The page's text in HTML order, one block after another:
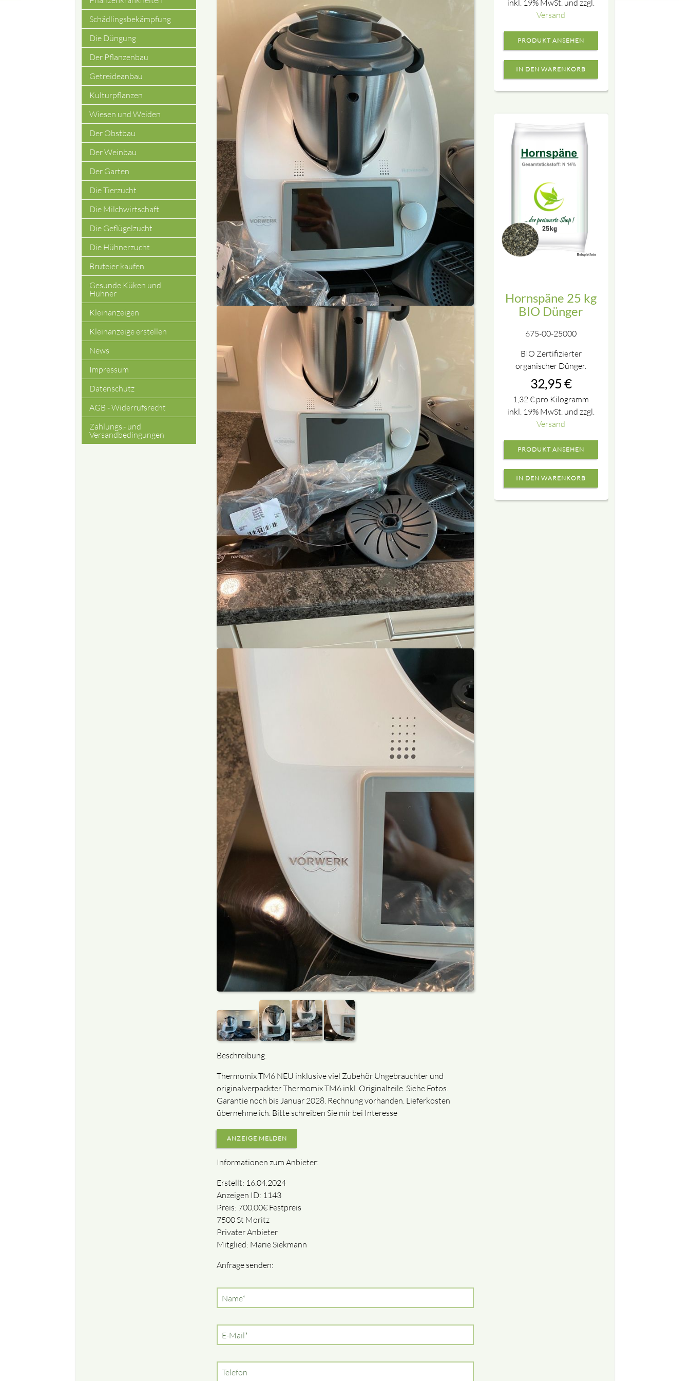
Beschreibung:
Thermomix TM6 NEU inklusive viel Zubehör Ungebrauchter und
originalverpackter Thermomix TM6 inkl. Originalteile. Siehe Fotos.
Garantie noch bis Januar 2028. Rechnung vorhanden. Lieferkosten
übernehme ich. Bitte schreiben Sie mir bei Interesse
ANZEIGE MELDEN
Informationen zum Anbieter:
Erstellt: 16.04.2024
Anzeigen ID: 1143
Preis: 700,00€ Festpreis
7500St Moritz
Privater Anbieter
Mitglied: Marie Siekmann
Anfrage senden:
Pflichtfeld
Name*
Pflichtfeld
E-Mail*
Telefon
Schädlingsbekämpfung
Die Düngung
Der Pflanzenbau
Getreideanbau
Kulturpflanzen
Wiesen und Weiden
Der Obstbau
Der Weinbau
Der Garten
Die Tierzucht
Die Milchwirtschaft
Die Geflügelzucht
Die Hühnerzucht
Bruteier kaufen
Gesunde Küken und
Hühner
Kleinanzeigen
Kleinanzeige erstellen
News
Impressum
Datenschutz
AGB - Widerrufsrecht
Zahlungs,- und
Versandbedingungen
inkl. 19% MwSt. und zzgl.
Versand
PRODUKT ANSEHEN
Hornspäne 25 kg
BIO Dünger
675-00-25000
BIO Zertifizierter
organischer Dünger.
32,95€
1,32€ pro Kilogramm
inkl. 19% MwSt. und zzgl.
Versand
PRODUKT ANSEHEN